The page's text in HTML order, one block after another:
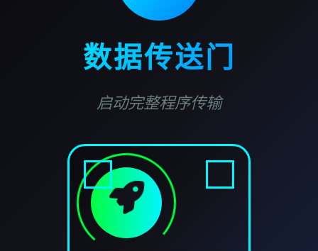
数据传送门
启动完整程序传输